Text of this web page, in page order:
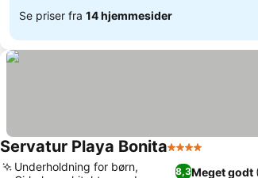
Se priser fra 14 hjemmesider
Servatur Playa Bonita4 Stjerner
8,3Meget godt
Underholdning for børn,